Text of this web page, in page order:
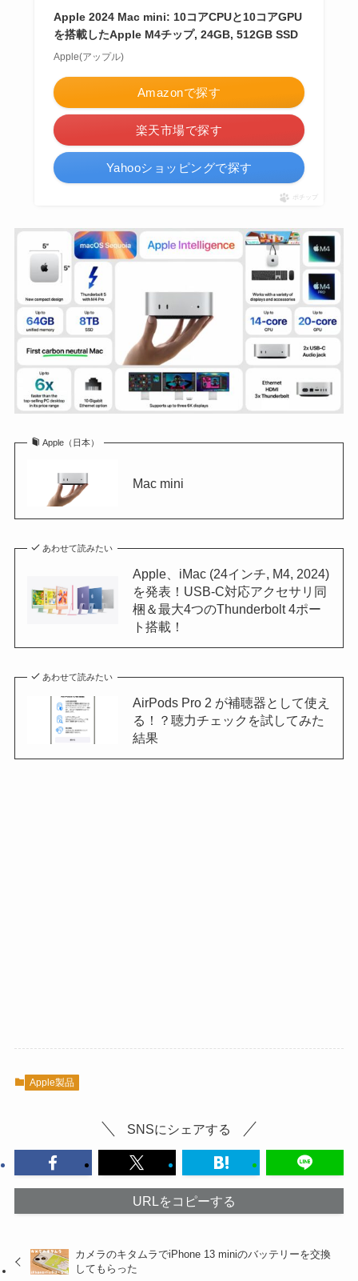
Apple 2024 Mac mini: 10コアCPUと10コアGPU
を搭載したApple M4チップ, 24GB, 512GB SSD
Apple(アップル)
Amazonで探す
楽天市場で探す
Yahooショッピングで探す
ポチップ
Apple（日本）
Mac mini
あわせて読みたい
Apple、iMac (24インチ, M4, 2024)
を発表！USB-C対応アクセサリ同
梱＆最大4つのThunderbolt 4ポー
ト搭載！
あわせて読みたい
AirPods Pro 2 が補聴器として使え
る！？聴力チェックを試してみた
結果
Apple製品
SNSにシェアする
URLをコピーする
カメラのキタムラでiPhone 13 miniのバッテリーを交換
してもらった